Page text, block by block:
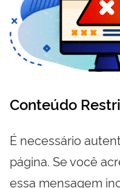
Conteúdo
É necessário
página. Se você
essa mensagem